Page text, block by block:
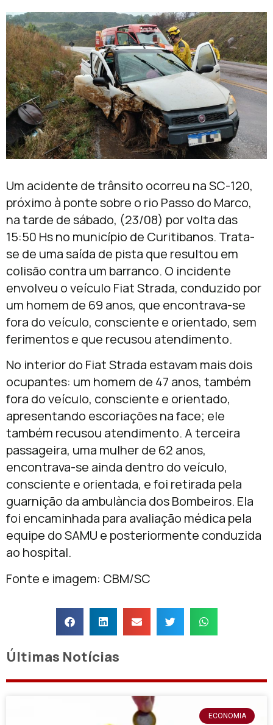
Um acidente de trânsito ocorreu na SC-120,
próximo à ponte sobre o rio Passo do Marco,
na tarde de sábado, (23/08) por volta das
15:50 Hs no município de Curitibanos. Trata-
se de uma saída de pista que resultou em
colisão contra um barranco. O incidente
envolveu o veículo Fiat Strada, conduzido por
um homem de 69 anos, que encontrava-se
fora do veículo, consciente e orientado, sem
ferimentos e que recusou atendimento.
No interior do Fiat Strada estavam mais dois
ocupantes: um homem de 47 anos, também
fora do veículo, consciente e orientado,
apresentando escoriações na face; ele
também recusou atendimento. A terceira
passageira, uma mulher de 62 anos,
encontrava-se ainda dentro do veículo,
consciente e orientada, e foi retirada pela
guarnição da ambulància dos Bombeiros. Ela
foi encaminhada para avaliação médica pela
equipe do SAMU e posteriormente conduzida
ao hospital.
Fonte e imagem: CBM/SC
Últimas Notícias
ECONOMIA